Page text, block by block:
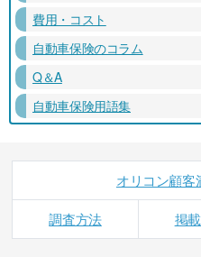
費用・コスト
自動車保険のコラム
Q＆A
自動車保険用語集
オリコン顧客
調査方法 掲